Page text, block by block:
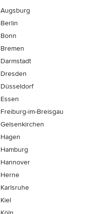
Augsburg
Berlin
Bonn
Bremen
Darmstadt
Dresden
Düsseldorf
Essen
Freiburg-im-Breisgau
Gelsenkirchen
Hagen
Hamburg
Hannover
Herne
Karlsruhe
Kiel